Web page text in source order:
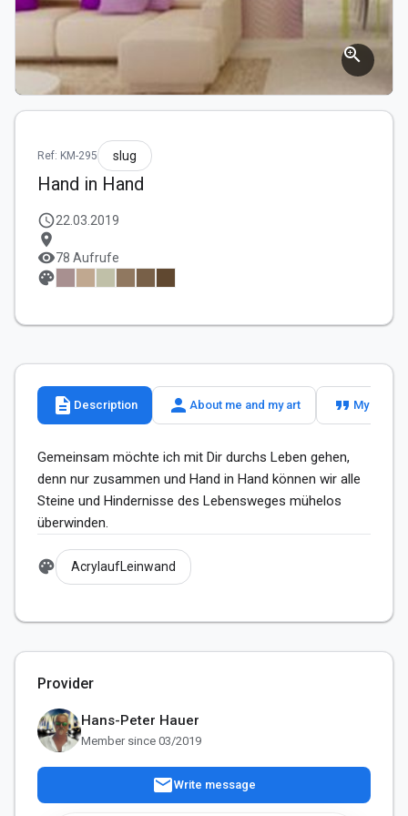
zoom_in
Ref: KM-295 slug
Hand in Hand
schedule22.03.2019
location_on
visibility78 Aufrufe
palette
description Description person About me and my art format_quote My slogan
Gemeinsam möchte ich mit Dir durchs Leben gehen,
denn nur zusammen und Hand in Hand können wir alle
Steine und Hindernisse des Lebensweges mühelos
überwinden.
palette AcrylaufLeinwand
Provider
Hans-Peter Hauer
Member since 03/2019
mailWrite message